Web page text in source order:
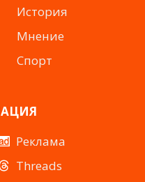
История
Мнение
Спорт
Реклама
Threads